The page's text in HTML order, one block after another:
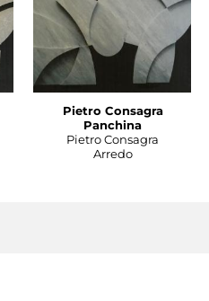
Pietro Consagra
Panchina
Pietro Consagra
Arredo